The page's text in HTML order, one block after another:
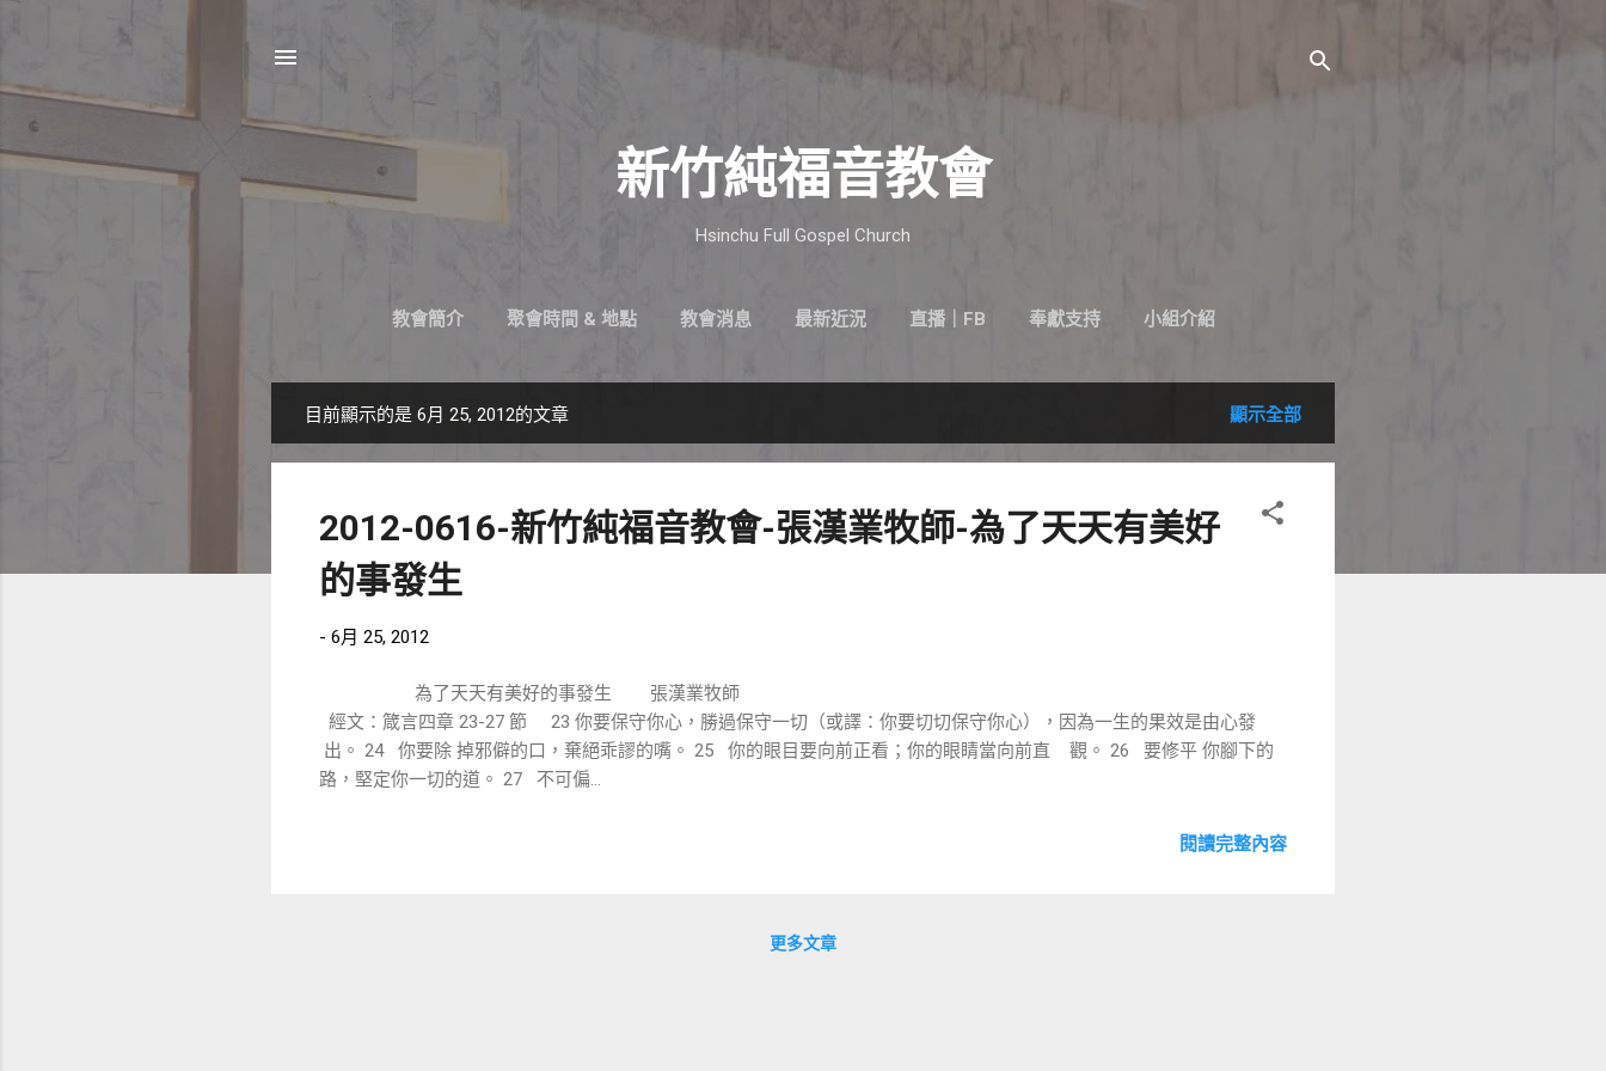
新竹純福音教會
Hsinchu Full Gospel Church
教會簡介 聚會時間 & 地點 教會消息 最新近況 直播｜FB 奉獻支持 小組介紹
表
目前顯示的是 6月 25, 2012的文章 顯示全部
2012-0616-新竹純福音教會-張漢業牧師-為了天天有美好
的事發生
- 6月 25, 2012
為了天天有美好的事發生 張漢業牧師
經文：箴言四章 23-27 節 23 你要保守你心，勝過保守一切（或譯：你要切切保守你心），因為一生的果效是由心發
出。 24 你要除 掉邪僻的口，棄絕乖謬的嘴。 25 你的眼目要向前正看；你的眼睛當向前直 觀。 26 要修平 你腳下的
路，堅定你一切的道。 27 不可偏...
閱讀完整內容
更多文章